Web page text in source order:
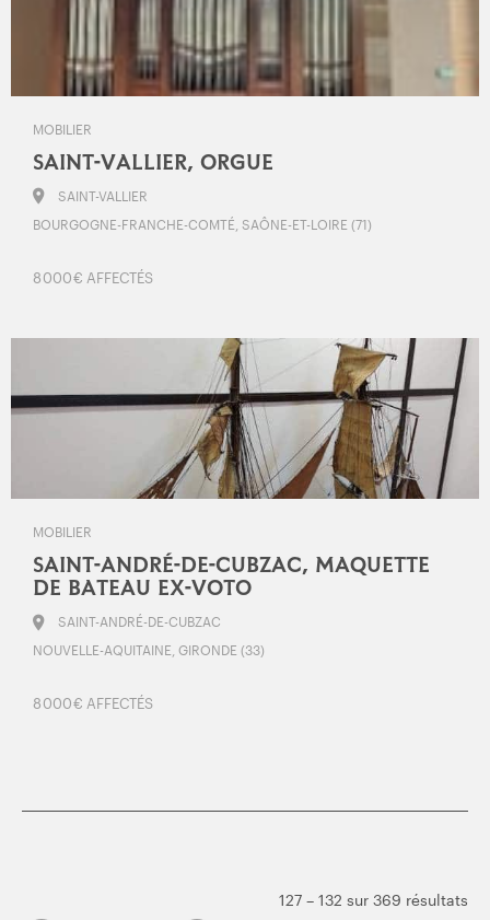
MOBILIER
SAINT-VALLIER, ORGUE
SAINT-VALLIER
BOURGOGNE-FRANCHE-COMTÉ, SAÔNE-ET-LOIRE (71)
8 000 € AFFECTÉS
MOBILIER
SAINT-ANDRÉ-DE-CUBZAC, MAQUETTE
DE BATEAU EX-VOTO
SAINT-ANDRÉ-DE-CUBZAC
NOUVELLE-AQUITAINE, GIRONDE (33)
8 000 € AFFECTÉS
127 – 132 sur 369 résultats